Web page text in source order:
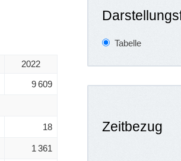
2022
9 609
18
1 361
Tabelle
Zeitbezug